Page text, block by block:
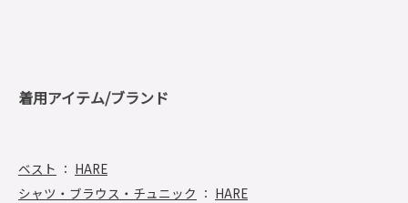
着用アイテム/ブランド
ベスト ： HARE
シャツ・ブラウス・チュニック ： HARE